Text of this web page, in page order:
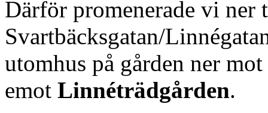
Därför promenerade vi
Svartbäcksgatan/
utomhus på gården ner
emot Linnéträdgården.